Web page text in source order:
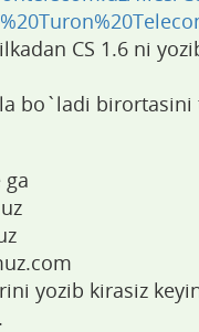
CS 1.6 ni
bo`ladi birortasini
ga
yozib kirasiz